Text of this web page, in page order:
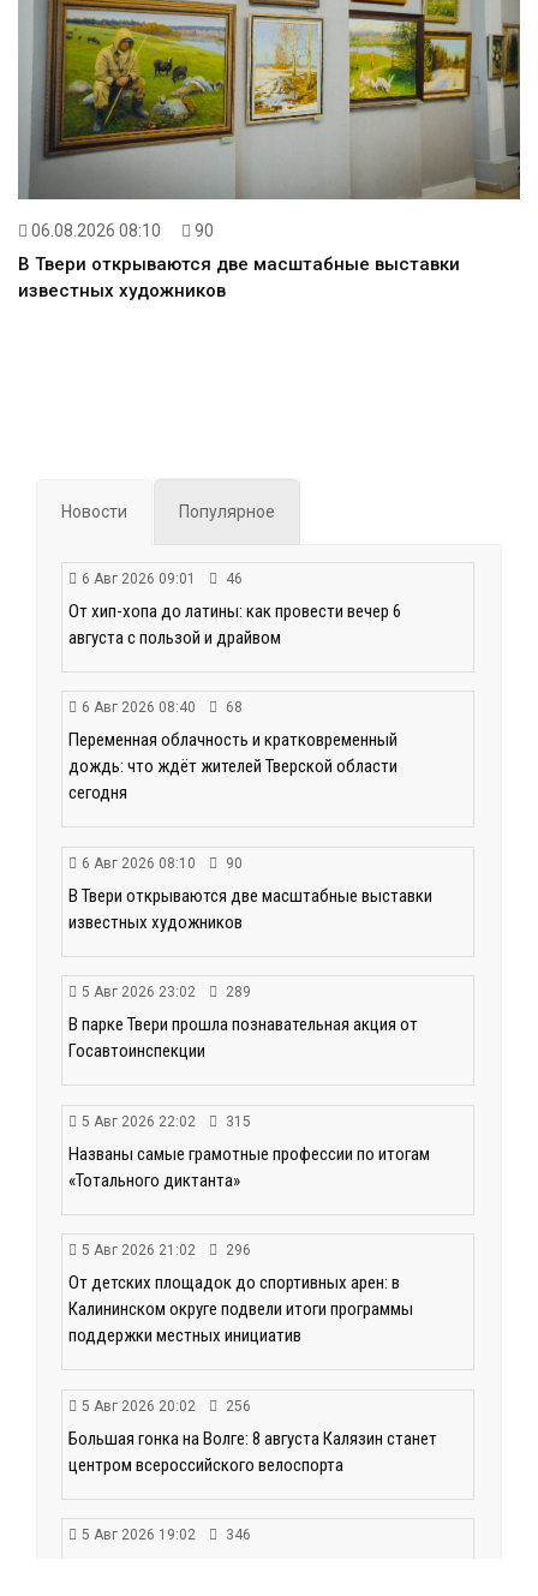
06.08.2026 08:10 90
В Твери открываются две масштабные выставки
известных художников
Новости Популярное
6 Авг 2026 09:01 46
От хип-хопа до латины: как провести вечер 6
августа с пользой и драйвом
6 Авг 2026 08:40 68
Переменная облачность и кратковременный
дождь: что ждёт жителей Тверской области
сегодня
6 Авг 2026 08:10 90
В Твери открываются две масштабные выставки
известных художников
5 Авг 2026 23:02 289
В парке Твери прошла познавательная акция от
Госавтоинспекции
5 Авг 2026 22:02 315
Названы самые грамотные профессии по итогам
«Тотального диктанта»
5 Авг 2026 21:02 296
От детских площадок до спортивных арен: в
Калининском округе подвели итоги программы
поддержки местных инициатив
5 Авг 2026 20:02 256
Большая гонка на Волге: 8 августа Калязин станет
центром всероссийского велоспорта
5 Авг 2026 19:02 346